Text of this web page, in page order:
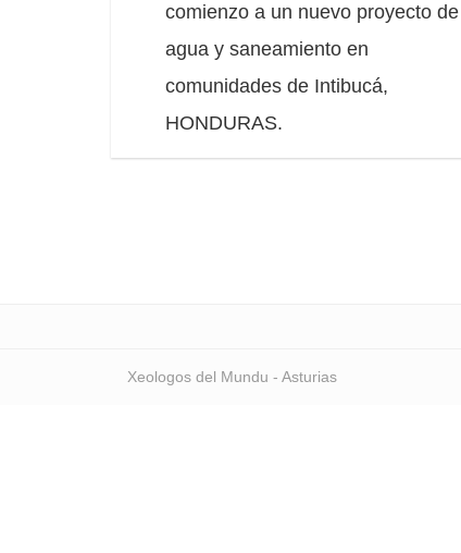
comienzo a un nuevo proyecto de
agua y saneamiento en
comunidades de Intibucá,
HONDURAS.
Xeologos del Mundu - Asturias